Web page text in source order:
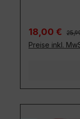
18,00 €
Preise inkl.